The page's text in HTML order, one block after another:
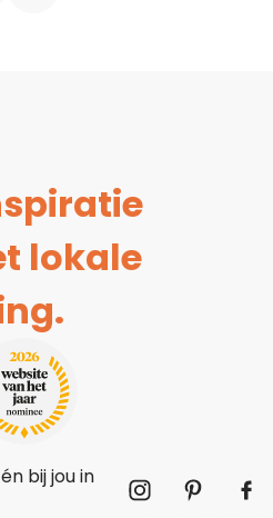
lokale
bij jou in